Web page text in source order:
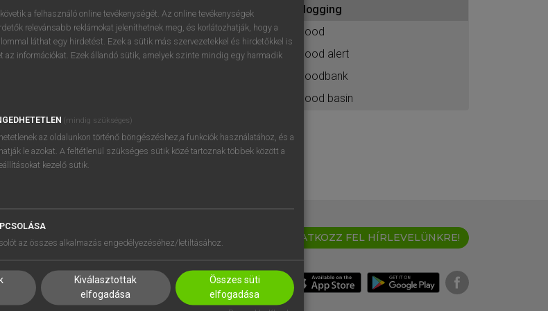
próbaverziójának elindításához
regisztrálok ésbelépek.
REGISZTRÁCIÓ
flogging
flood
flood alert
floodbank
flood basin
SÚGÓ
RÓLUNK
SÜTI BEÁLLÍTÁSOK
IRATKOZZ FEL HÍRLEVELÜNKRE!
a felhasználó online tevékenységét. Az online tevékenységek
relevánsabb reklámokat jeleníthetnek meg, és korlátozhatják, hogy a
láthat egy hirdetést. Ezek a sütik más szervezetekkel és hirdetőkkel is
az információkat. Ezek állandó sütik, amelyek szinte mindig egy harmadik
(mindig szükséges)
az oldalunkon történő böngészéshez,a funkciók használatához, és a
le azokat. A feltétlenül szükséges sütik közé tartoznak többek között a
kezelő sütik.
az összes alkalmazás engedélyezéséhez/letiltásához.
Kiválasztottak
elfogadása
Összes süti
elfogadása